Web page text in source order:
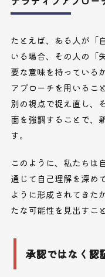
たとえば、ある人が「
いる場合、その人の「
要な意味を持っている
アプローチを用いるこ
別の視点で捉え直し、
面を強調することで、
す。
このように、私たちは
通じて自己理解を深め
ように形成されてきた
たな可能性を見出すこ
承認ではなく認